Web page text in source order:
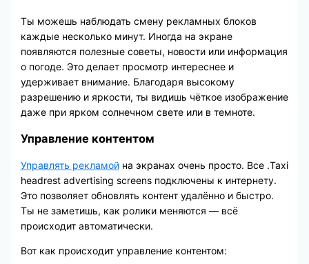
Ты можешь наблюдать смену рекламных блоков
каждые несколько минут. Иногда на экране
появляются полезные советы, новости или информация
о погоде. Это делает просмотр интереснее и
удерживает внимание. Благодаря высокому
разрешению и яркости, ты видишь чёткое изображение
даже при ярком солнечном свете или в темноте.
Управление контентом
Управлять рекламойна экранах очень просто. Все .Taxi
headrest advertising screens подключены к интернету.
Это позволяет обновлять контент удалённо и быстро.
Ты не заметишь, как ролики меняются — всё
происходит автоматически.
Вот как происходит управление контентом: